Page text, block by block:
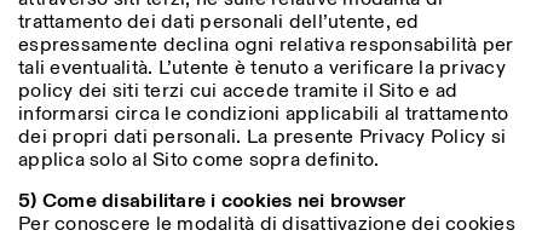
trattamento dei dati personali dell’utente, ed
espressamente declina ogni relativa responsabilità per
tali eventualità. L’utente è tenuto a verificare la privacy
policy dei siti terzi cui accede tramite il Sito e ad
informarsi circa le condizioni applicabili al trattamento
dei propri dati personali. La presente Privacy Policy si
applica solo al Sito come sopra definito.
5) Come disabilitare i cookies nei browser
Per conoscere le modalità di disattivazione dei cookies